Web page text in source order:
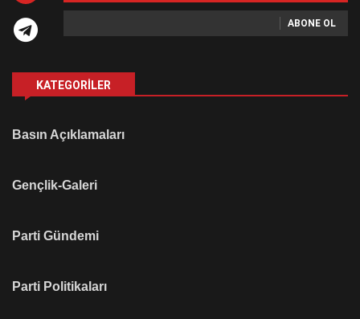
ABONE OL
KATEGORILER
Basın Açıklamaları
Gençlik-Galeri
Parti Gündemi
Parti Politikaları